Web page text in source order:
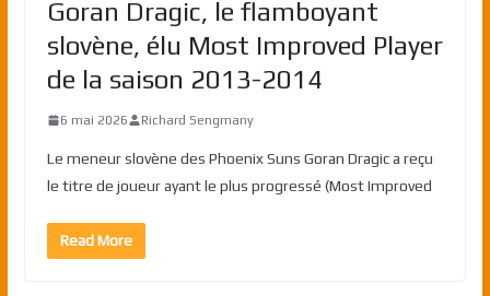
Goran Dragic, le flamboyant
slovène, élu Most Improved Player
de la saison 2013-2014
6 mai 2026 Richard Sengmany
Le meneur slovène des Phoenix Suns Goran Dragic a reçu
le titre de joueur ayant le plus progressé (Most Improved
Read More